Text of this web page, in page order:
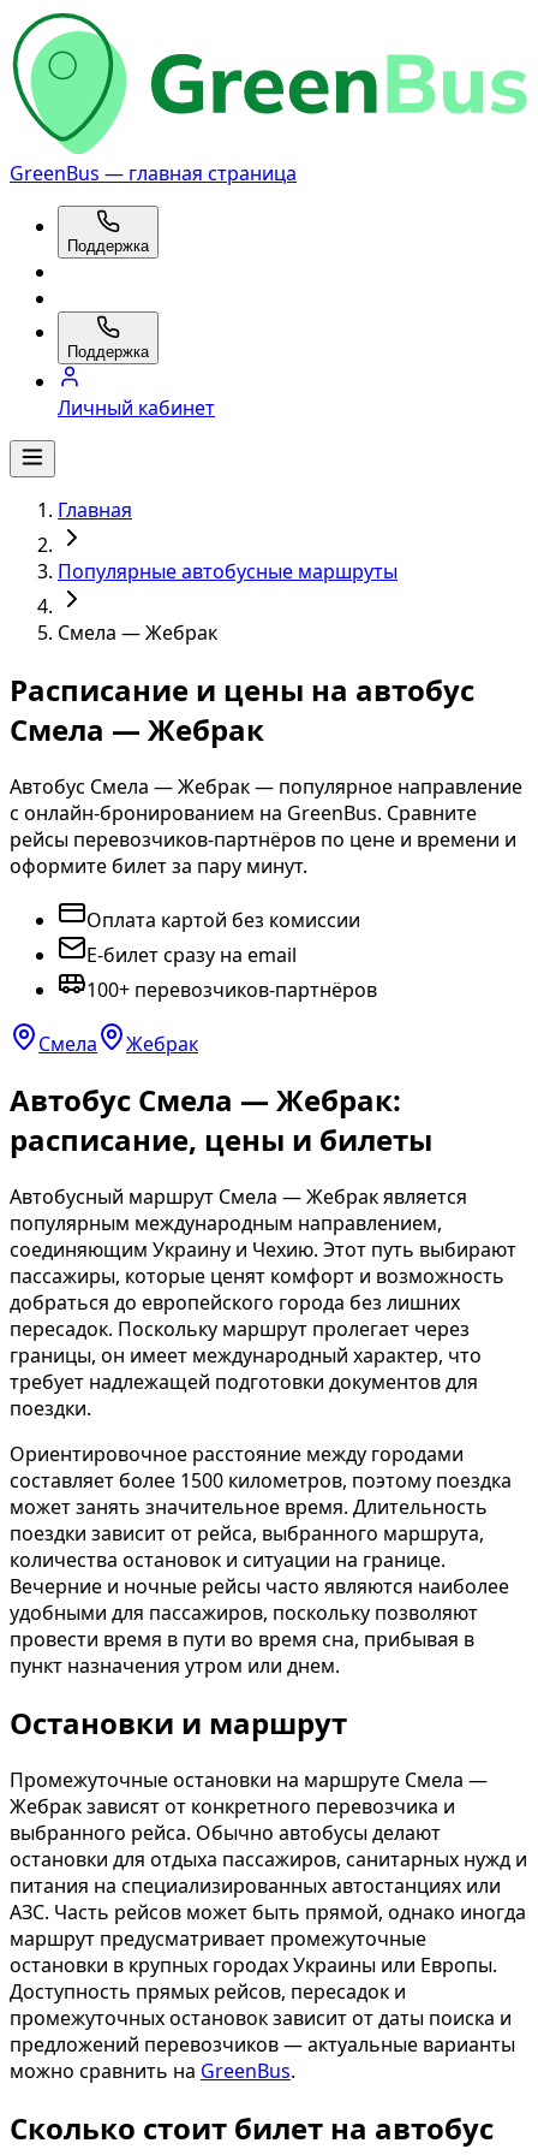
GreenBus — главная страница
Поддержка
Поддержка
Личный кабинет
Главная
Популярные автобусные маршруты
Смела — Жебрак
Расписание и цены на автобус
Смела — Жебрак
Автобус Смела — Жебрак — популярное направление
с онлайн-бронированием на GreenBus. Сравните
рейсы перевозчиков-партнёров по цене и времени и
оформите билет за пару минут.
Оплата картой без комиссии
E-билет сразу на email
100+ перевозчиков-партнёров
Смела Жебрак
Автобус Смела — Жебрак:
расписание, цены и билеты
Автобусный маршрут Смела — Жебрак является
популярным международным направлением,
соединяющим Украину и Чехию. Этот путь выбирают
пассажиры, которые ценят комфорт и возможность
добраться до европейского города без лишних
пересадок. Поскольку маршрут пролегает через
границы, он имеет международный характер, что
требует надлежащей подготовки документов для
поездки.
Ориентировочное расстояние между городами
составляет более 1500 километров, поэтому поездка
может занять значительное время. Длительность
поездки зависит от рейса, выбранного маршрута,
количества остановок и ситуации на границе.
Вечерние и ночные рейсы часто являются наиболее
удобными для пассажиров, поскольку позволяют
провести время в пути во время сна, прибывая в
пункт назначения утром или днем.
Остановки и маршрут
Промежуточные остановки на маршруте Смела —
Жебрак зависят от конкретного перевозчика и
выбранного рейса. Обычно автобусы делают
остановки для отдыха пассажиров, санитарных нужд и
питания на специализированных автостанциях или
АЗС. Часть рейсов может быть прямой, однако иногда
маршрут предусматривает промежуточные
остановки в крупных городах Украины или Европы.
Доступность прямых рейсов, пересадок и
промежуточных остановок зависит от даты поиска и
предложений перевозчиков — актуальные варианты
можно сравнить на GreenBus.
Сколько стоит билет на автобус